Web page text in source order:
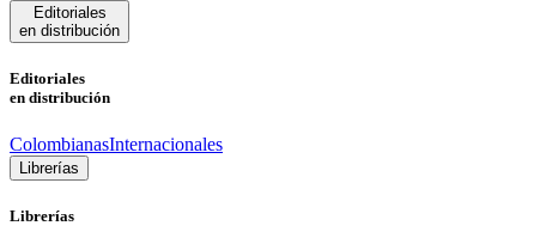
Editoriales
en distribución
Editoriales
en distribución
ColombianasInternacionales
Librerías
Librerías